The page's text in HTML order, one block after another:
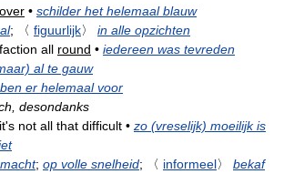
over • schilder het helemaal blauw
; 〈 figuurlijk〉
in alle opzichten
all round • iedereen was tevreden
al te gauw
er helemaal voor
desondanks
it's not all that difficult • zo (vreselijk) moeilijk is
; op volle snelheid; 〈 informeel〉
bekaf